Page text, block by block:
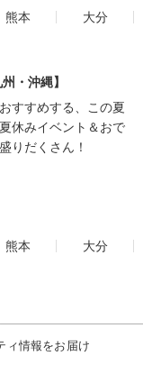
熊本
大分
・沖縄】
すすめする、この夏
休みイベント＆おで
りだくさん！
熊本
大分
ィ情報をお届け